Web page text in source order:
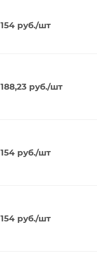
154 руб./шт
188,23 руб./шт
154 руб./шт
154 руб./шт